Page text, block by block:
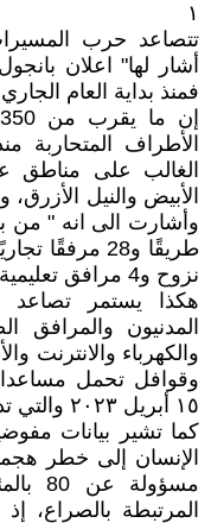
١
تتصاعد حرب
أشار لها" اعلان
فمنذ بداية العام
الأطراف المتحاربة
الغالب على مناطق
الأبيض والنيل
نزوح و4 مرافق تعليمية".
هكذا يستمر تصاعد
المدنيون والمرافق
والكهرباء والانترنت
وقوافل تحمل
١٥ أبريل ٢٠٢٣ والتي تدخل عامها الرابع.
كما تشير بيانات
الإنسان إلى خطر